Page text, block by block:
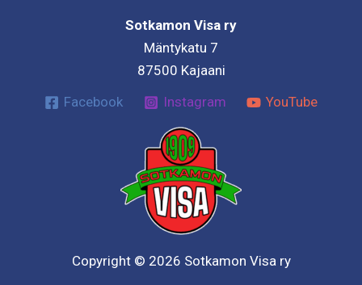
Sotkamon Visa ry
Mäntykatu 7
87500 Kajaani
Facebook
Instagram YouTube
Copyright © 2026 Sotkamon Visa ry